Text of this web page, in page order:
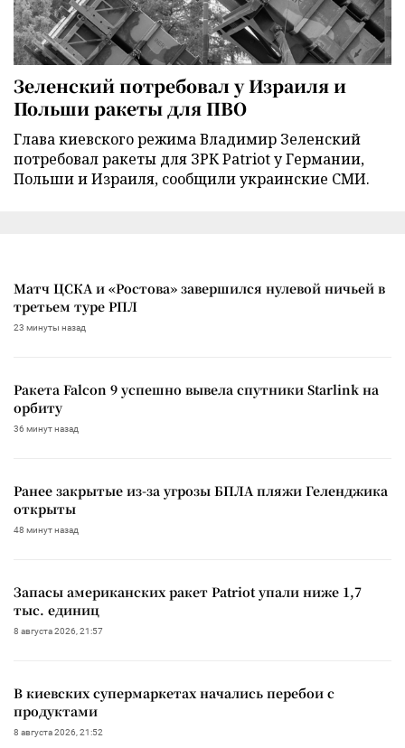
Зеленский потребовал у Израиля и
Польши ракеты для ПВО
Глава киевского режима Владимир Зеленский
потребовал ракеты для ЗРК Patriot у Германии,
Польши и Израиля, сообщили украинские СМИ.
Матч ЦСКА и «Ростова» завершился нулевой ничьей в
третьем туре РПЛ
23 минуты назад
Ракета Falcon 9 успешно вывела спутники Starlink на
орбиту
36 минут назад
Ранее закрытые из-за угрозы БПЛА пляжи Геленджика
открыты
48 минут назад
Запасы американских ракет Patriot упали ниже 1,7
тыс. единиц
8 августа 2026, 21:57
В киевских супермаркетах начались перебои с
продуктами
8 августа 2026, 21:52